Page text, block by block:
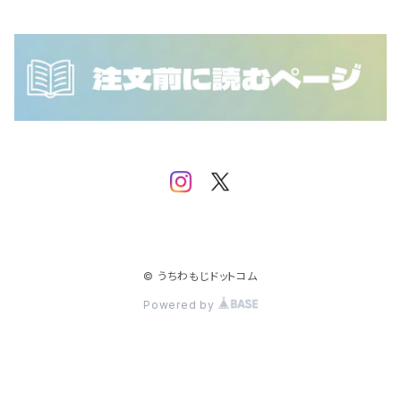
NCT WISH
SEVENTEEN
SF9
TOMORROW X TOGETHER
IVE
iKON
© うちわもじドットコム
Powered by